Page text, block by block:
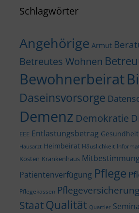
Schlagwörter
Angehörige Armut
Betreutes Wohnen
Bewohnerbeirat
Daseinsvorsorge
Demenz Demokratie
EEE Entlastungsbetrag Gesundheit
Hausarzt Heimbeirat Häuslichkeit
Kosten Krankenhaus Mitbestimmung
Patientenverfügung Pflege
Pflegekassen Pflegeversicherung
StaatQualität Quartier